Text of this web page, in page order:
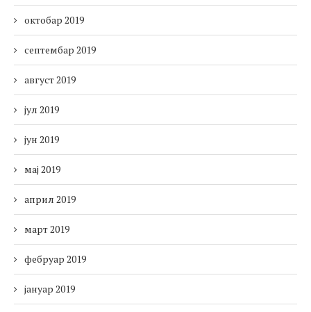
октобар 2019
септембар 2019
август 2019
јул 2019
јун 2019
мај 2019
април 2019
март 2019
фебруар 2019
јануар 2019